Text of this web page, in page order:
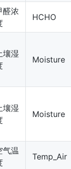
醛浓
HCHO
壤湿
Moisture
壤湿
Moisture
气温
Temp_Air